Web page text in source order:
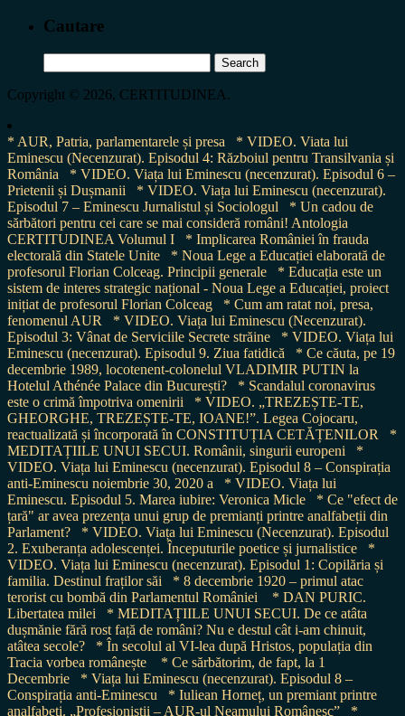
Cautare
for:
Copyright © 2026, CERTITUDINEA.
* AUR, Patria, parlamentarele și presa
* VIDEO. Viata lui
Eminescu (Necenzurat). Episodul 4: Războiul pentru Transilvania și
România
* VIDEO. Viața lui Eminescu (necenzurat). Episodul 6 –
Prietenii și Dușmanii
* VIDEO. Viața lui Eminescu (necenzurat).
Episodul 7 – Eminescu Jurnalistul și Sociologul
* Un cadou de
sărbători pentru cei care se mai consideră români! Antologia
CERTITUDINEA Volumul I
* Implicarea României în frauda
electorală din Statele Unite
* Noua Lege a Educației elaborată de
profesorul Florian Colceag. Principii generale
* Educația este un
sistem de interes strategic național - Noua Lege a Educației, proiect
inițiat de profesorul Florian Colceag
* Cum am ratat noi, presa,
fenomenul AUR
* VIDEO. Viața lui Eminescu (Necenzurat).
Episodul 3: Vânat de Serviciile Secrete străine
* VIDEO. Viața lui
Eminescu (necenzurat). Episodul 9. Ziua fatidică
* Ce căuta, pe 19
decembrie 1989, locotenent-colonelul VLADIMIR PUTIN la
Hotelul Athénée Palace din București?
* Scandalul coronavirus
este o crimă împotriva omenirii
* VIDEO. „TREZEȘTE-TE,
GHEORGHE, TREZEȘTE-TE, IOANE!”. Legea Cojocaru,
reactualizată și încorporată în CONSTITUȚIA CETĂȚENILOR
*
MEDITAȚIILE UNUI SECUI. Românii, singurii europeni
*
VIDEO. Viața lui Eminescu (necenzurat). Episodul 8 – Conspirația
anti-Eminescu noiembrie 30, 2020 a
* VIDEO. Viața lui
Eminescu. Episodul 5. Marea iubire: Veronica Micle
* Ce "efect de
țară" ar avea prezența unui grup de premianți printre analfabeții din
Parlament?
* VIDEO. Viața lui Eminescu (Necenzurat). Episodul
2. Exuberanța adolescenței. Începuturile poetice și jurnalistice
*
VIDEO. Viața lui Eminescu (necenzurat). Episodul 1: Copilăria și
familia. Destinul fraților săi
* 8 decembrie 1920 – primul atac
terorist cu bombă din Parlamentul României
* DAN PURIC.
Libertatea milei
* MEDITAȚIILE UNUI SECUI. De ce atâta
dușmănie fără rost față de români? Nu e destul cât i-am chinuit,
atâtea secole?
* În secolul al VI-lea după Hristos, populația din
Tracia vorbea românește
* Ce sărbătorim, de fapt, la 1
Decembrie
* Viața lui Eminescu (necenzurat). Episodul 8 –
Conspirația anti-Eminescu
* Iuliean Horneț, un premiant printre
analfabeți. „Profesioniștii – AUR-ul Neamului Românesc”
*